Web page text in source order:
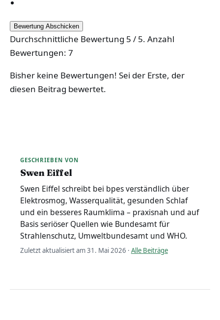
Bewertung Abschicken
Durchschnittliche Bewertung 5 / 5. Anzahl
Bewertungen: 7
Bisher keine Bewertungen! Sei der Erste, der
diesen Beitrag bewertet.
GESCHRIEBEN VON
Swen Eiffel
Swen Eiffel schreibt bei bpes verständlich über
Elektrosmog, Wasserqualität, gesunden Schlaf
und ein besseres Raumklima – praxisnah und auf
Basis seriöser Quellen wie Bundesamt für
Strahlenschutz, Umweltbundesamt und WHO.
Zuletzt aktualisiert am 31. Mai 2026 · Alle Beiträge